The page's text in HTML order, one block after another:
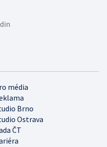
média
Brno
Ostrava
ČT